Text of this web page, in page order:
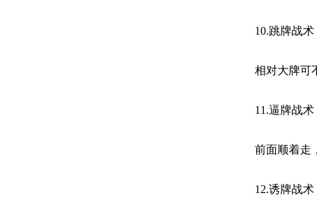
10.跳牌战术
相对大牌可
11.逼牌战术
前面顺着走
12.诱牌战术